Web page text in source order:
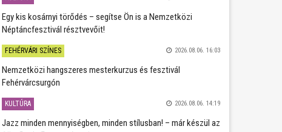
Egy kis kosárnyi törődés – segítse Ön is a Nemzetközi
Néptáncfesztivál résztvevőit!
FEHÉRVÁRI SZÍNES 2026.08.06. 16:03
Nemzetközi hangszeres mesterkurzus és fesztivál
Fehérvárcsurgón
KULTÚRA 2026.08.06. 14:19
Jazz minden mennyiségben, minden stílusban! – már készül az